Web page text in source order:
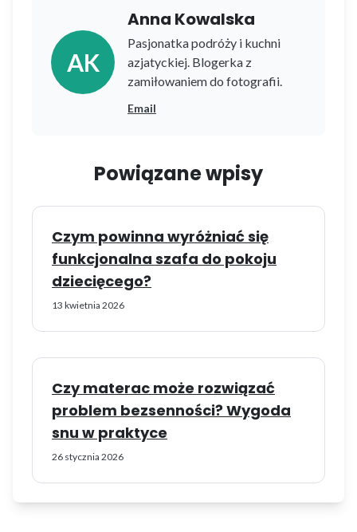
AK
Anna Kowalska
Pasjonatka podróży i kuchni
azjatyckiej. Blogerka z
zamiłowaniem do fotografii.
Email
Powiązane wpisy
Czym powinna wyróżniać się
funkcjonalna szafa do pokoju
dziecięcego?
13 kwietnia 2026
Czy materac może rozwiązać
problem bezsenności? Wygoda
snu w praktyce
26 stycznia 2026